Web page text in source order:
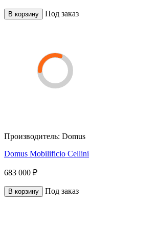
В корзину Под заказ
Производитель: Domus
Domus Mobilificio Cellini
683 000 ₽
В корзину Под заказ